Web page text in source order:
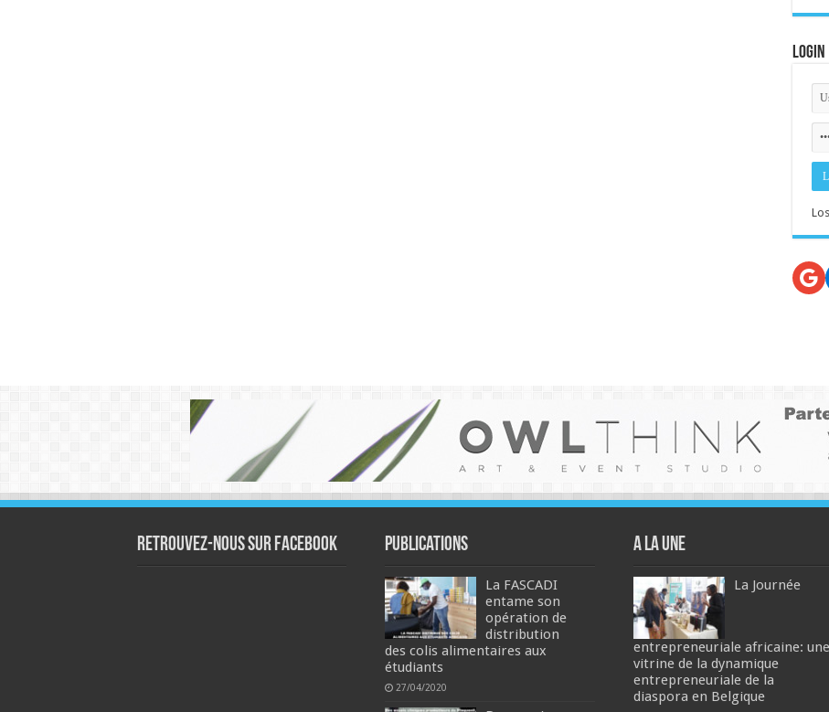
Login
Retrouvez-nous sur Facebook Publications
La FASCADI
entame son
opération de
distribution
des colis alimentaires aux
étudiants
27/04/2020
A la une
La Journée
entrepreneuriale africaine: une
vitrine de la dynamique
entrepreneuriale de la
diaspora en Belgique